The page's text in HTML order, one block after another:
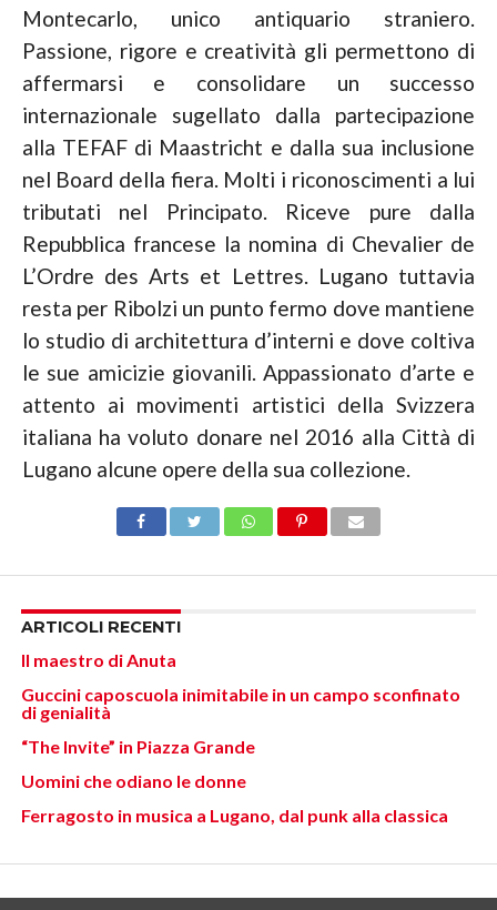
Montecarlo, unico antiquario straniero.
Passione, rigore e creatività gli permettono di
affermarsi e consolidare un successo
internazionale sugellato dalla partecipazione
alla TEFAF di Maastricht e dalla sua inclusione
nel Board della fiera. Molti i riconoscimenti a lui
tributati nel Principato. Riceve pure dalla
Repubblica francese la nomina di Chevalier de
L’Ordre des Arts et Lettres. Lugano tuttavia
resta per Ribolzi un punto fermo dove mantiene
lo studio di architettura d’interni e dove coltiva
le sue amicizie giovanili. Appassionato d’arte e
attento ai movimenti artistici della Svizzera
italiana ha voluto donare nel 2016 alla Città di
Lugano alcune opere della sua collezione.
ARTICOLI RECENTI
Il maestro di Anuta
Guccini caposcuola inimitabile in un campo sconfinato
di genialità
“The Invite” in Piazza Grande
Uomini che odiano le donne
Ferragosto in musica a Lugano, dal punk alla classica